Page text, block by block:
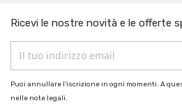
Ricevi le nostre novità e le offerte
Puoi annullare l'iscrizione in ogni momenti. A
nelle note legali.